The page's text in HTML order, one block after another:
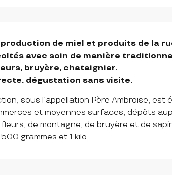
de miel et produits de la
avec soin de manière
bruyère, chataignier.
dégustation sans visite.
sous l’appellation Père Ambroise,
et moyennes surfaces, dépôts
fleurs, de montagne, de bruyère et de
grammes et 1 kilo.